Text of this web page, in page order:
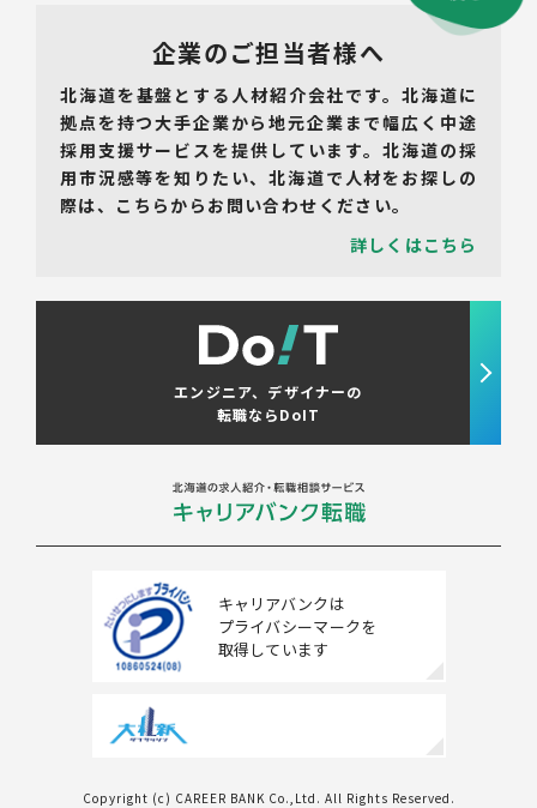
企業のご担当者様へ
北海道を基盤とする人材紹介会社です。北海道に
拠点を持つ大手企業から地元企業まで幅広く中途
採用支援サービスを提供しています。北海道の採
用市況感等を知りたい、北海道で人材をお探しの
際は、こちらからお問い合わせください。
詳しくはこちら
エンジニア、デザイナーの
転職ならDoIT
キャリアバンクは
プライバシーマークを
取得しています
Copyright (c) CAREER BANK Co.,Ltd. All Rights Reserved.